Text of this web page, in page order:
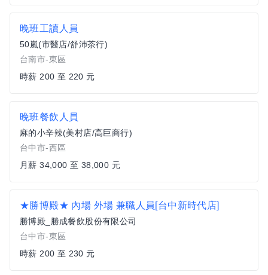
晚班工讀人員
50嵐(市醫店/舒沛茶行)
台南市-東區
時薪 200 至 220 元
晚班餐飲人員
麻的小辛辣(美村店/高巨商行)
台中市-西區
月薪 34,000 至 38,000 元
★勝博殿★ 內場 外場 兼職人員[台中新時代店]
勝博殿_勝成餐飲股份有限公司
台中市-東區
時薪 200 至 230 元